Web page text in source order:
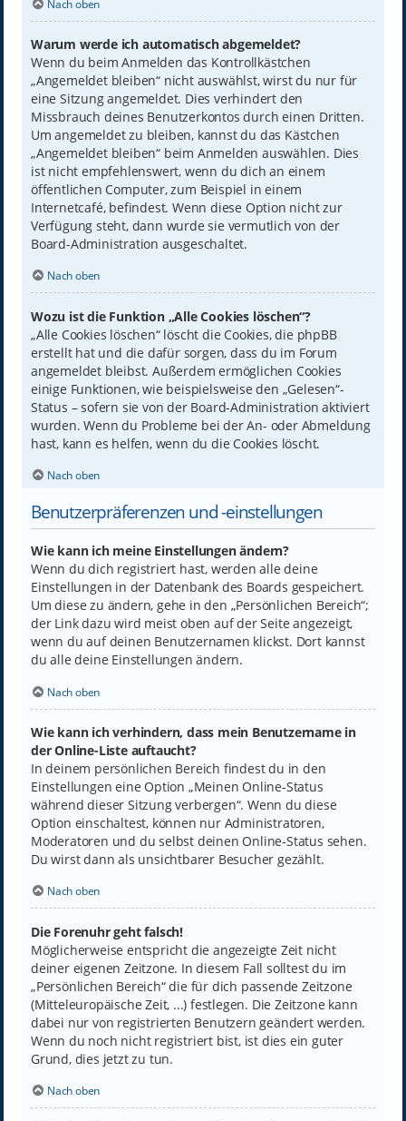
Nach oben
Warum werde ich automatisch abgemeldet?
Wenn du beim Anmelden das Kontrollkästchen
„Angemeldet bleiben“ nicht auswählst, wirst du nur für
eine Sitzung angemeldet. Dies verhindert den
Missbrauch deines Benutzerkontos durch einen Dritten.
Um angemeldet zu bleiben, kannst du das Kästchen
„Angemeldet bleiben“ beim Anmelden auswählen. Dies
ist nicht empfehlenswert, wenn du dich an einem
öffentlichen Computer, zum Beispiel in einem
Internetcafé, befindest. Wenn diese Option nicht zur
Verfügung steht, dann wurde sie vermutlich von der
Board-Administration ausgeschaltet.
Nach oben
Wozu ist die Funktion „Alle Cookies löschen“?
„Alle Cookies löschen“ löscht die Cookies, die phpBB
erstellt hat und die dafür sorgen, dass du im Forum
angemeldet bleibst. Außerdem ermöglichen Cookies
einige Funktionen, wie beispielsweise den „Gelesen“-
Status – sofern sie von der Board-Administration aktiviert
wurden. Wenn du Probleme bei der An- oder Abmeldung
hast, kann es helfen, wenn du die Cookies löscht.
Nach oben
Benutzerpräferenzen und -einstellungen
Wie kann ich meine Einstellungen ändern?
Wenn du dich registriert hast, werden alle deine
Einstellungen in der Datenbank des Boards gespeichert.
Um diese zu ändern, gehe in den „Persönlichen Bereich“;
der Link dazu wird meist oben auf der Seite angezeigt,
wenn du auf deinen Benutzernamen klickst. Dort kannst
du alle deine Einstellungen ändern.
Nach oben
Wie kann ich verhindern, dass mein Benutzername in
der Online-Liste auftaucht?
In deinem persönlichen Bereich findest du in den
Einstellungen eine Option „Meinen Online-Status
während dieser Sitzung verbergen“. Wenn du diese
Option einschaltest, können nur Administratoren,
Moderatoren und du selbst deinen Online-Status sehen.
Du wirst dann als unsichtbarer Besucher gezählt.
Nach oben
Die Forenuhr geht falsch!
Möglicherweise entspricht die angezeigte Zeit nicht
deiner eigenen Zeitzone. In diesem Fall solltest du im
„Persönlichen Bereich“ die für dich passende Zeitzone
(Mitteleuropäische Zeit, ...) festlegen. Die Zeitzone kann
dabei nur von registrierten Benutzern geändert werden.
Wenn du noch nicht registriert bist, ist dies ein guter
Grund, dies jetzt zu tun.
Nach oben